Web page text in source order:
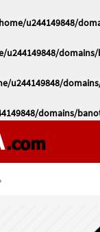
u244149848/
u244149848/
u244149848/
domains/